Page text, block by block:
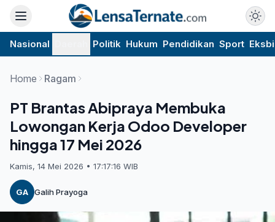
Nasional Politik Hukum Pendidikan Sport
Home Ragam
PT Brantas Abipraya Membuka
Lowongan Kerja Odoo Developer
hingga 17 Mei 2026
Kamis, 14 Mei 2026 • 17:17:16 WIB
GA Galih Prayoga